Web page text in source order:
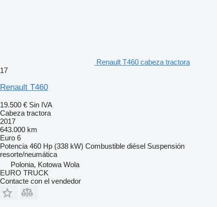
Renault T460 cabeza tractora
17
Renault T460
19.500 € Sin IVA
Cabeza tractora
2017
643.000 km
Euro 6
Potencia 460 Hp (338 kW) Combustible diésel Suspensión
resorte/neumática
Polonia, Kotowa Wola
EURO TRUCK
Contacte con el vendedor